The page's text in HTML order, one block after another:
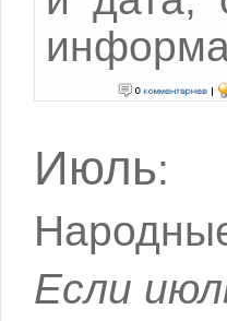
Июль:
Если